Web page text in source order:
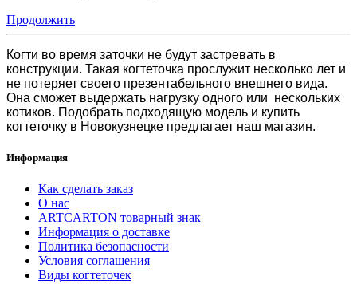
Продолжить
Когти во время заточки не будут застревать в
конструкции. Такая когтеточка прослужит несколько лет и
не потеряет своего презентабельного внешнего вида.
Она сможет выдержать нагрузку одного или нескольких
котиков. Подобрать подходящую модель и купить
когтеточку в Новокузнецке предлагает наш магазин.
Информация
Как сделать заказ
О нас
ARTCARTON товарный знак
Информация о доставке
Политика безопасности
Условия соглашения
Виды когтеточек